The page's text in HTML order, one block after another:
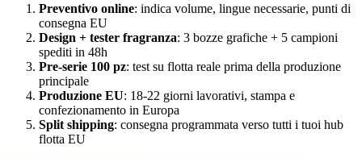
Preventivo online: indica volume, lingue necessarie, punti di
consegna EU
Design + tester fragranza: 3 bozze grafiche + 5 campioni
spediti in 48h
Pre-serie 100 pz: test su flotta reale prima della produzione
principale
Produzione EU: 18-22 giorni lavorativi, stampa e
confezionamento in Europa
Split shipping: consegna programmata verso tutti i tuoi hub
flotta EU